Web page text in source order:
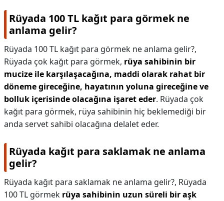
Rüyada 100 TL kağıt para görmek ne
anlama gelir?
Rüyada 100 TL kağıt para görmek ne anlama gelir?,
Rüyada çok kağıt para görmek, rüya sahibinin bir
mucize ile karşılaşacağına, maddi olarak rahat bir
döneme gireceğine, hayatının yoluna gireceğine ve
bolluk içerisinde olacağına işaret eder. Rüyada çok
kağıt para görmek, rüya sahibinin hiç beklemediği bir
anda servet sahibi olacağına delalet eder.
Rüyada kağıt para saklamak ne anlama
gelir?
Rüyada kağıt para saklamak ne anlama gelir?, Rüyada
100 TL görmek rüya sahibinin uzun süreli bir aşk